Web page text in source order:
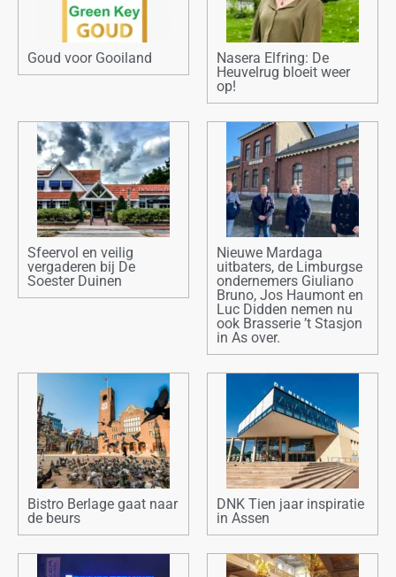
Goud voor Gooiland
Nasera Elfring: De
Heuvelrug bloeit weer
op!
Sfeervol en veilig
vergaderen bij De
Soester Duinen
Nieuwe Mardaga
uitbaters, de Limburgse
ondernemers Giuliano
Bruno, Jos Haumont en
Luc Didden nemen nu
ook Brasserie ’t Stasjon
in As over.
Bistro Berlage gaat naar
de beurs
DNK Tien jaar inspiratie
in Assen